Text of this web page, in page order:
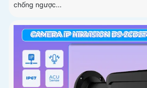
chống ngược...